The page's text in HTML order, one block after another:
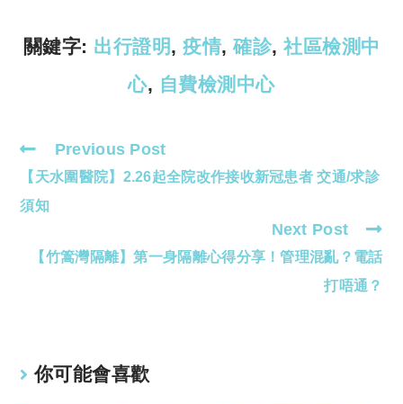
k
p
關鍵字: 出行證明, 疫情, 確診, 社區檢測中
心, 自費檢測中心
Read
more
articles
Previous Post
【天水圍醫院】2.26起全院改作接收新冠患者 交通/求診
須知
Next Post
【竹篙灣隔離】第一身隔離心得分享！管理混亂？電話
打唔通？
你可能會喜歡